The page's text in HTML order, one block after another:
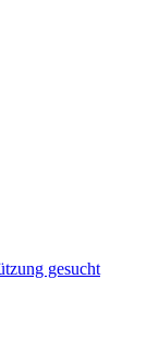
gesucht